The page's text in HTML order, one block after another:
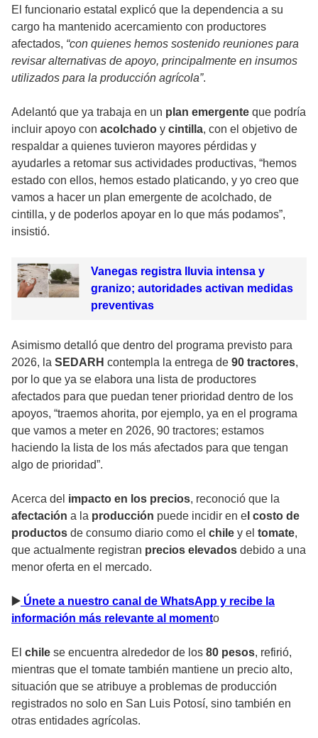
El funcionario estatal explicó que la dependencia a su
cargo ha mantenido acercamiento con productores
afectados, “con quienes hemos sostenido reuniones para
revisar alternativas de apoyo, principalmente en insumos
utilizados para la producción agrícola”.
Adelantó que ya trabaja en un plan emergente que podría
incluir apoyo con acolchado y cintilla, con el objetivo de
respaldar a quienes tuvieron mayores pérdidas y
ayudarles a retomar sus actividades productivas, “hemos
estado con ellos, hemos estado platicando, y yo creo que
vamos a hacer un plan emergente de acolchado, de
cintilla, y de poderlos apoyar en lo que más podamos”,
insistió.
Vanegas registra lluvia intensa y
granizo; autoridades activan medidas
preventivas
Asimismo detalló que dentro del programa previsto para
2026, la SEDARH contempla la entrega de 90 tractores,
por lo que ya se elabora una lista de productores
afectados para que puedan tener prioridad dentro de los
apoyos, “traemos ahorita, por ejemplo, ya en el programa
que vamos a meter en 2026, 90 tractores; estamos
haciendo la lista de los más afectados para que tengan
algo de prioridad”.
Acerca del impacto en los precios, reconoció que la
afectación a la producción puede incidir en e l costo de
productos de consumo diario como el chile y el tomate,
que actualmente registran precios elevados debido a una
menor oferta en el mercado.
▶ ️ Únete a nuestro canal de WhatsApp y recibe la
información más relevante al momento
El chile se encuentra alrededor de los 80 pesos, refirió,
mientras que el tomate también mantiene un precio alto,
situación que se atribuye a problemas de producción
registrados no solo en San Luis Potosí, sino también en
otras entidades agrícolas.